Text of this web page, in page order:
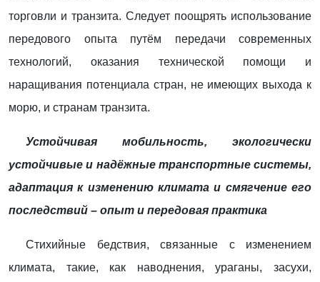
торговли и транзита. Следует поощрять использование
передового опыта путём передачи современных
технологий, оказания технической помощи и
наращивания потенциала стран, не имеющих выхода к
морю, и странам транзита.
Устойчивая мобильность, экологически
устойчивые и надёжные транспортные системы,
адаптация к изменению климата и смягчение его
последствий – опыт и передовая практика
Стихийные бедствия, связанные с изменением
климата, такие, как наводнения, ураганы, засухи,